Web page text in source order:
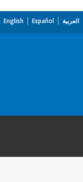
English Español العربية